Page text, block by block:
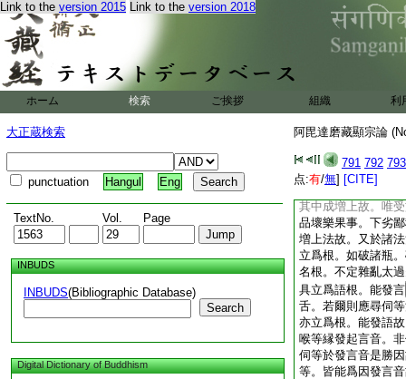
Link to the version 2015 Link to the version 2018
ホーム 検索 ご挨拶 組織 利
大正蔵検索
punctuation Hangul Eng
TextNo. Vol. Page
INBUDS
INBUDS(Bibliographic Database)
Search
Digital Dictionary of Buddhism
阿毘達磨藏顯宗論
791 792 793
点:有/無] [CITE]
本。此 9 相差別由
住。此成雜染。由
此成清淨。由後三
應更立想等爲根。
處爲生因故。又想
顛倒見已。妄分別
可斷壞。故説此想
二種。受爲過重。
根。有餘師言。想
謂諸善想正慧映奪
増上故不立爲根。
其中成増上故。唯
品壞樂果事。下劣
増上法故。又於諸
立爲根。如破諸瓶
名根。不定雜亂太
具立爲語根。能發言
舌。若爾則應尋伺
亦立爲根。能發語
喉等縁發起言音。
伺等於發言音是勝
等。皆能爲因發言